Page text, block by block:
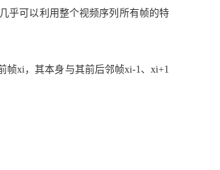
乎可以 利用整个视频序列所有帧的特
帧xi，其本身与其前后邻帧xi-1、xi+1